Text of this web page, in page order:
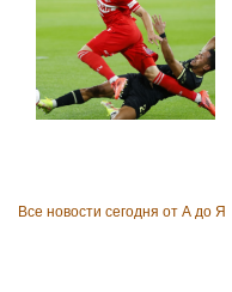
Все новости сегодня от А до Я